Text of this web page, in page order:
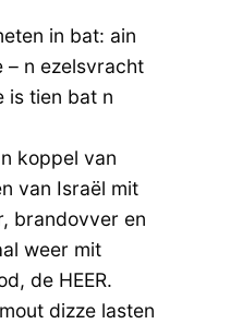
in bat: ain
– n ezelsvracht
is tien bat n
koppel van
van Israël mit
brandovver en
weer mit
de HEER.
dizze lasten